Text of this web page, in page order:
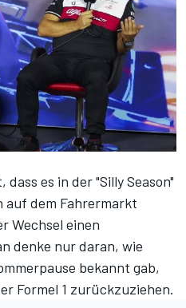
dass es in der "Silly Season"
auf dem Fahrermarkt
Wechsel einen
denke nur daran, wie
bekannt gab,
Formel 1 zurückzuziehen.